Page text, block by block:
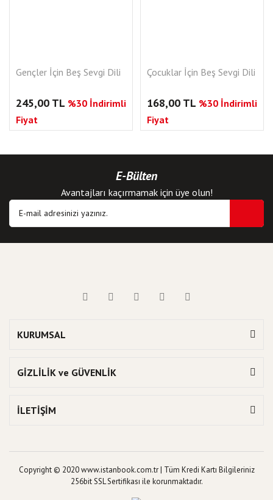
Gençler İçin Beş Sevgi Dili
245,00 TL %30 İndirimli
Fiyat
Çocuklar İçin Beş Sevgi Dili
168,00 TL %30 İndirimli
Fiyat
E-Bülten
Avantajları kaçırmamak için üye olun!
KURUMSAL
GİZLİLİK ve GÜVENLİK
İLETİŞİM
Copyright © 2020 www.istanbook.com.tr | Tüm Kredi Kartı Bilgileriniz
256bit SSL Sertifikası ile korunmaktadır.